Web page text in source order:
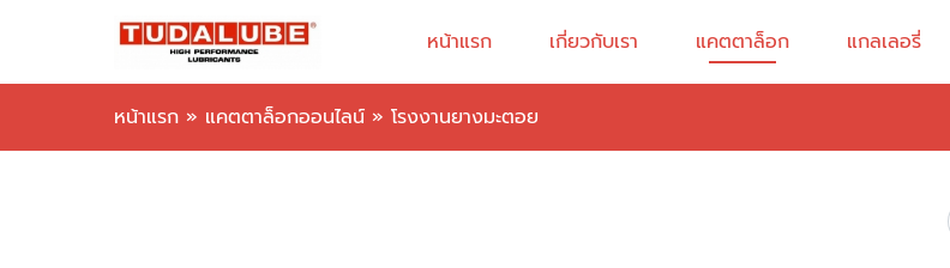
หน้าแรก เกี่ยวกับเรา แคตตาล็อก แกลเลอรี่
หน้าแรก » แคตตาล็อกออนไลน์ » โรงงานยางมะตอย